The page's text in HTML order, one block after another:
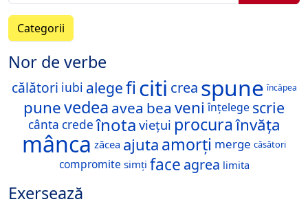
Categorii
Nor de verbe
călători iubi alegeficiti crea spune încăpea
punevedea avea bea veni înțelege scrie
cânta credeînota viețui procuraînvăța
mânca zăcea ajuta amorți merge căsători
compromite simți face agrea limita
Exersează